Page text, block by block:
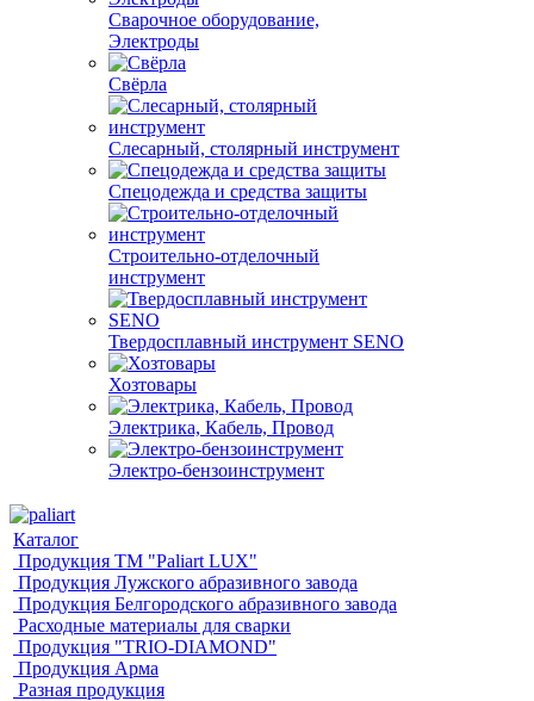
Сварочное оборудование,
Электроды
Свёрла
Слесарный, столярный инструмент
Спецодежда и средства защиты
Строительно-отделочный
инструмент
Твердосплавный инструмент SENO
Хозтовары
Электрика, Кабель, Провод
Электро-бензоинструмент
Каталог
Продукция ТМ "Paliart LUX"
Продукция Лужского абразивного завода
Продукция Белгородского абразивного завода
Расходные материалы для сварки
Продукция "TRIO-DIAMOND"
Продукция Арма
Разная продукция